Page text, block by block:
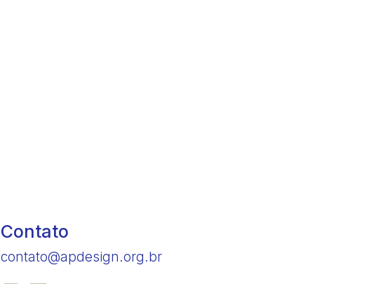
Contato
contato@apdesign.org.br